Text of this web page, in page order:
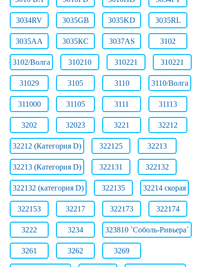
3034RV 3035GB 3035KD 3035RL
3035АА 3035КС 3037AS 3102
3102/Волга 310210 310221 310221
31029 3105 3110 3110/Волга
311000 31105 3111 31113
3202 32023 3221 32212
32212 (Категория D) 322125 32213
32213 (Категория D) 322131 322132
322132 (категория D) 322135 32214 скорая
322153 32217 322173 322174
3222 3234 323810 `Соболь-Ривьера`
3261 3262 3269